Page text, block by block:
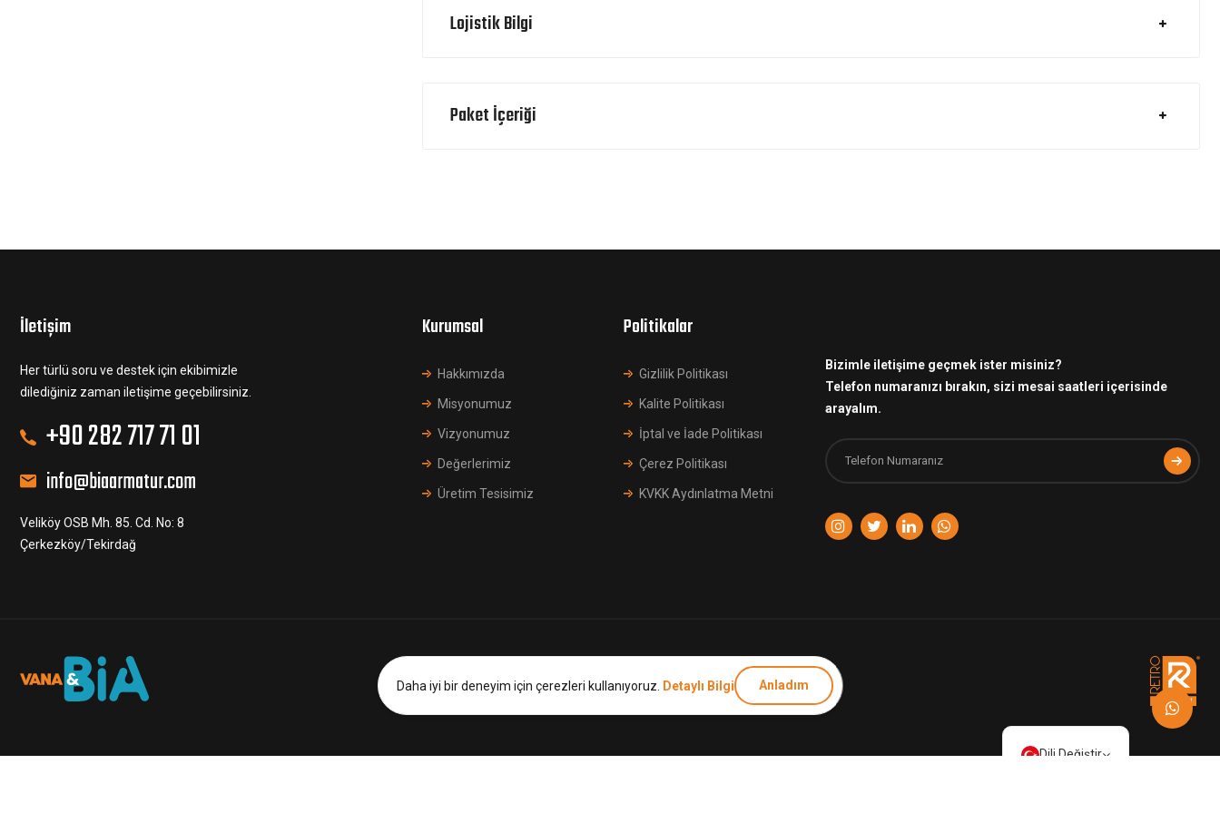
Lojistik Bilgi
Paket İçeriği
İletişim
Her türlü soru ve destek için ekibimizle
dilediğiniz zaman iletişime geçebilirsiniz.
+90 282 717 71 01
info@biaarmatur.com
Veliköy OSB Mh. 85. Cd. No: 8
Çerkezköy/Tekirdağ
Kurumsal
Hakkımızda
Misyonumuz
Vizyonumuz
Değerlerimiz
Üretim Tesisimiz
Politikalar
Gizlilik Politikası
Kalite Politikası
İptal ve İade Politikası
Çerez Politikası
KVKK Aydınlatma Metni
Bizimle iletişime geçmek ister misiniz?
Telefon numaranızı bırakın, sizi mesai saatleri içerisinde
arayalım.
Tüm hakları saklıdır.
Dili Değiştir
Daha iyi bir deneyim için çerezleri kullanıyoruz. Detaylı Bilgi Anladım